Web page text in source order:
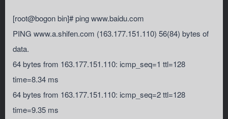
[root@bogon bin]# ping www.baidu.com
PING www.a.shifen.com (163.177.151.110) 56(84) bytes of
data.
64 bytes from 163.177.151.110: icmp_seq=1 ttl=128
time=8.34 ms
64 bytes from 163.177.151.110: icmp_seq=2 ttl=128
time=9.35 ms